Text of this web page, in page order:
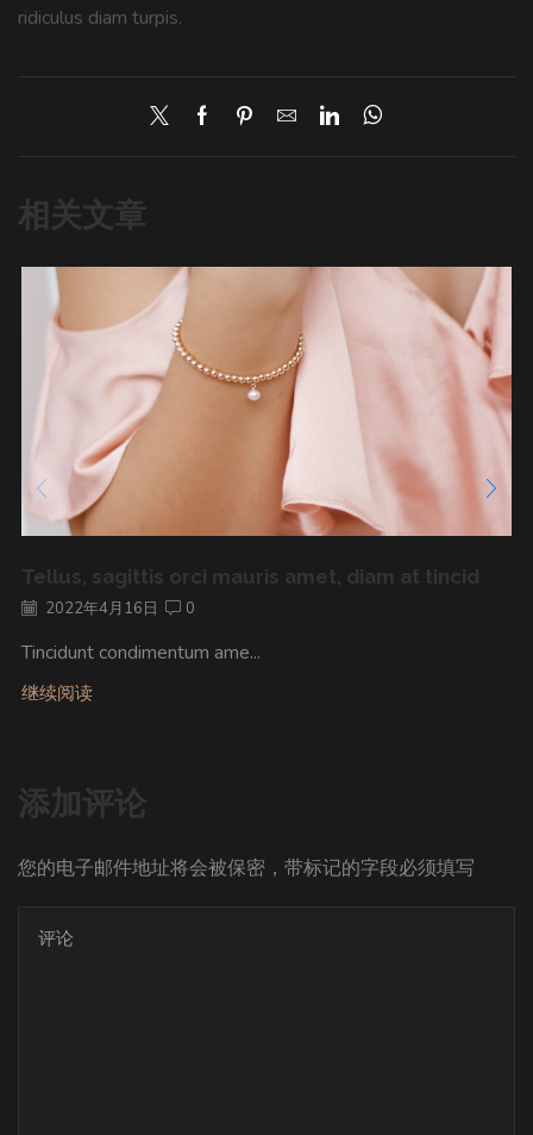
ridiculus diam turpis.
相关文章
Tellus, sagittis orci mauris amet, diam at tincid
2022年4月16日 0
Tincidunt condimentum ame...
继续阅读
添加评论
您的电子邮件地址将会被保密，带标记的字段必须填写